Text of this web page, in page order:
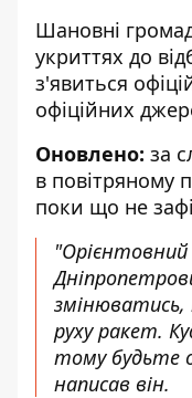
Шановні
укриттях до
з'явиться
офіційних
Оновлено: за
в повітряному
поки що не
"Орієнтовний
змінюватись,
руху ракет.
тому будьте
написав він.